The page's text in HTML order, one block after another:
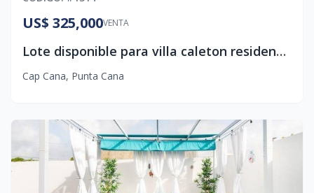
VENTA
US$ 325,000
Lote disponible para villa caleton residences
Cap Cana, Punta Cana